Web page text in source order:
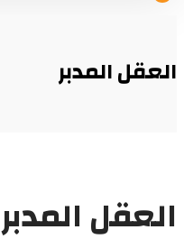
العقل المدبر
العقل المدبر